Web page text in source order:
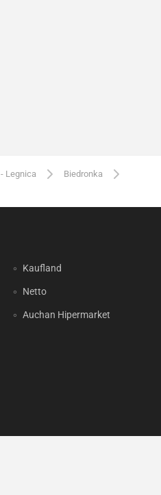
Legnica
Biedronka
Kaufland
Netto
Auchan Hipermarket